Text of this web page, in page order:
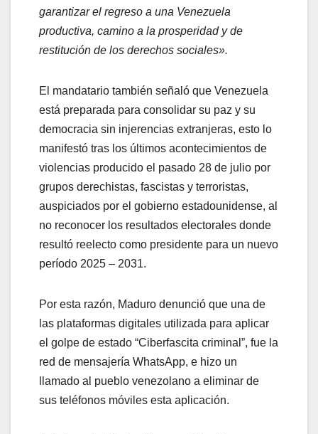
garantizar el regreso a una Venezuela
productiva, camino a la prosperidad y de
restitución de los derechos sociales».
El mandatario también señaló que Venezuela
está preparada para consolidar su paz y su
democracia sin injerencias extranjeras, esto lo
manifestó tras los últimos acontecimientos de
violencias producido el pasado 28 de julio por
grupos derechistas, fascistas y terroristas,
auspiciados por el gobierno estadounidense, al
no reconocer los resultados electorales donde
resultó reelecto como presidente para un nuevo
período 2025 – 2031.
Por esta razón, Maduro denunció que una de
las plataformas digitales utilizada para aplicar
el golpe de estado “Ciberfascita criminal”, fue la
red de mensajería WhatsApp, e hizo un
llamado al pueblo venezolano a eliminar de
sus teléfonos móviles esta aplicación.